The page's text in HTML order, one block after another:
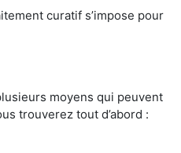
curatif s’impose pour
moyens qui peuvent
trouverez tout d’abord :